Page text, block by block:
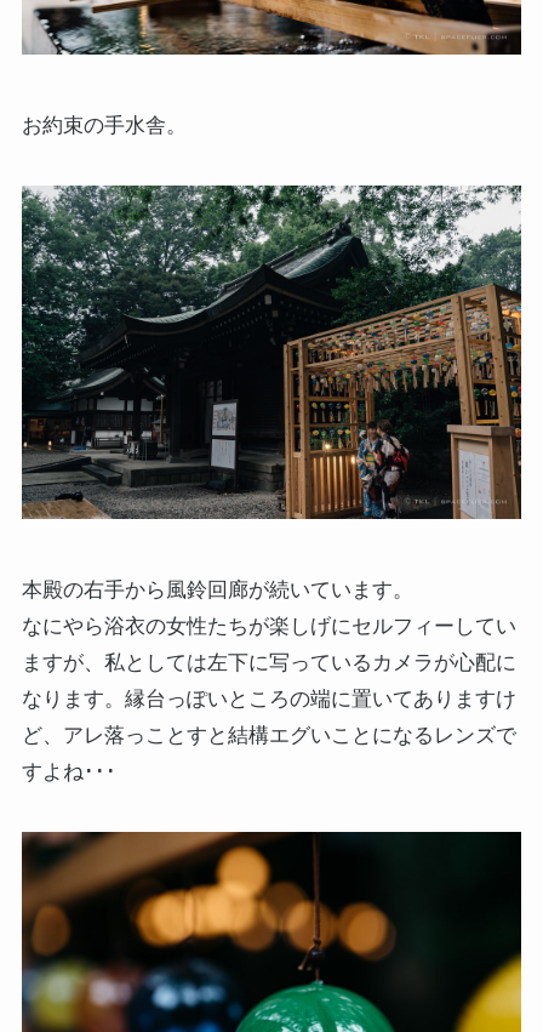
お約束の手水舎。
本殿の右手から風鈴回廊が続いています。
なにやら浴衣の女性たちが楽しげにセルフィーしてい
ますが、私としては左下に写っているカメラが心配に
なります。縁台っぽいところの端に置いてありますけ
ど、アレ落っことすと結構エグいことになるレンズで
すよね･･･